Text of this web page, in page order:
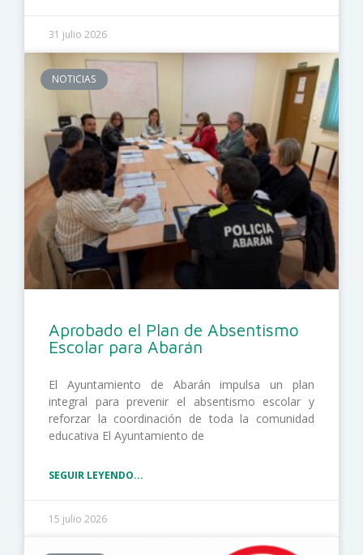
31 julio 2026
NOTICIAS
Aprobado el Plan de Absentismo
Escolar para Abarán
El Ayuntamiento de Abarán impulsa un plan
integral para prevenir el absentismo escolar y
reforzar la coordinación de toda la comunidad
educativa El Ayuntamiento de
SEGUIR LEYENDO...
15 julio 2026